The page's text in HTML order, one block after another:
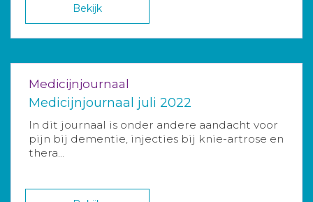
Bekijk
Medicijnjournaal
Medicijnjournaal juli 2022
In dit journaal is onder andere aandacht voor
pijn bij dementie, injecties bij knie-artrose en
thera...